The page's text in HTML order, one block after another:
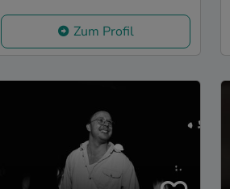
Zum Profil